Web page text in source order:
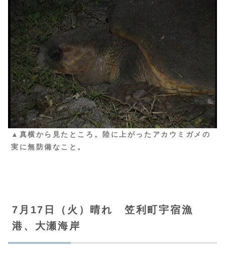
▲真横から見たところ。陸に上がったアカウミガメの
実に無防備なこと。
7月17日（火）晴れ 笠利町宇宿漁
港、大瀬海岸